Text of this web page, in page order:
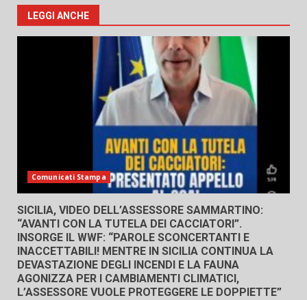
LEGGI ANCHE
Comunicati Stampa
SICILIA, VIDEO DELL’ASSESSORE SAMMARTINO:
“AVANTI CON LA TUTELA DEI CACCIATORI”.
INSORGE IL WWF: “PAROLE SCONCERTANTI E
INACCETTABILI! MENTRE IN SICILIA CONTINUA LA
DEVASTAZIONE DEGLI INCENDI E LA FAUNA
AGONIZZA PER I CAMBIAMENTI CLIMATICI,
L’ASSESSORE VUOLE PROTEGGERE LE DOPPIETTE”